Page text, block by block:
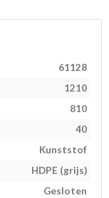
61128
1210
810
40
Kunststof
HDPE (grijs)
Gesloten